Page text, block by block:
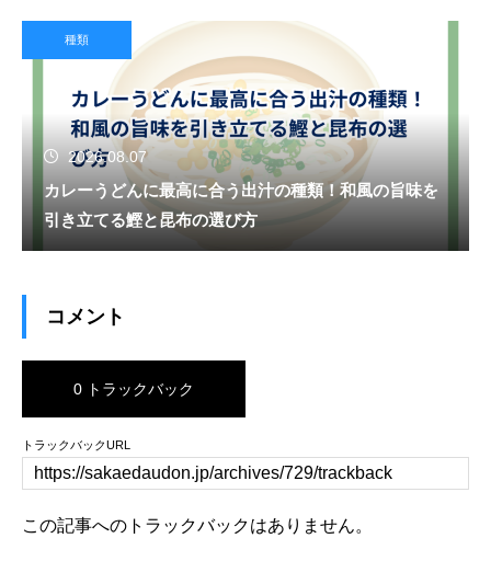
種類
2026.08.07
カレーうどんに最高に合う出汁の種類！和風の旨味を
引き立てる鰹と昆布の選び方
コメント
0 トラックバック
トラックバックURL
この記事へのトラックバックはありません。